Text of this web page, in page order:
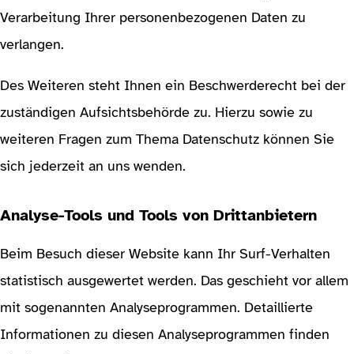
Verarbeitung Ihrer personenbezogenen Daten zu
verlangen.
Des Weiteren steht Ihnen ein Beschwerderecht bei der
zuständigen Aufsichtsbehörde zu. Hierzu sowie zu
weiteren Fragen zum Thema Datenschutz können Sie
sich jederzeit an uns wenden.
Analyse-Tools und Tools von Drittanbietern
Beim Besuch dieser Website kann Ihr Surf-Verhalten
statistisch ausgewertet werden. Das geschieht vor allem
mit sogenannten Analyseprogrammen. Detaillierte
Informationen zu diesen Analyseprogrammen finden